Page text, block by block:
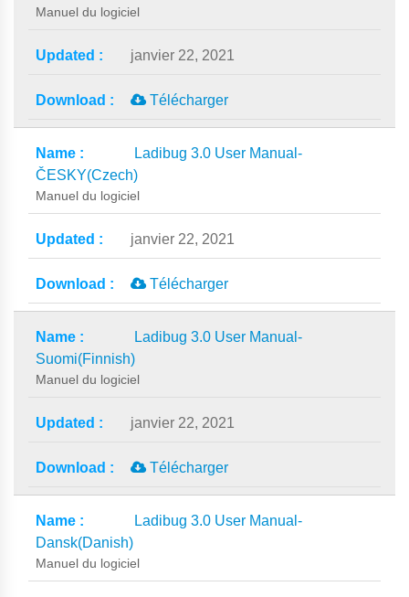
Manuel du logiciel
janvier 22, 2021
Télécharger
Ladibug 3.0 User Manual-
ČESKY(Czech)
Manuel du logiciel
janvier 22, 2021
Télécharger
Ladibug 3.0 User Manual-
Suomi(Finnish)
Manuel du logiciel
janvier 22, 2021
Télécharger
Ladibug 3.0 User Manual-
Dansk(Danish)
Manuel du logiciel